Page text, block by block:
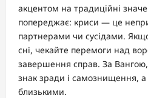
акцентом на традиційні
попереджає: криси — це
партнерами чи сусідами.
сні, чекайте перемоги над
завершення справ. За Вангою,
знак зради і самознищення, а
близькими.